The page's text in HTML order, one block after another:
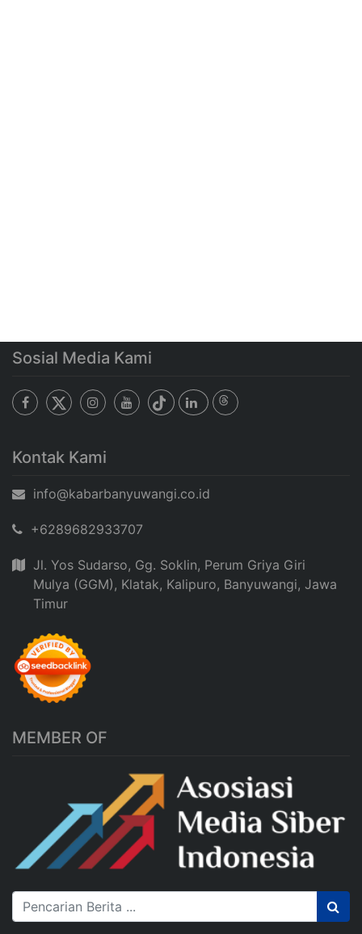
Sosial Media Kami
Kontak Kami
info@kabarbanyuwangi.co.id
+6289682933707
Jl. Yos Sudarso, Gg. Soklin, Perum Griya Giri
Mulya (GGM), Klatak, Kalipuro, Banyuwangi, Jawa
Timur
MEMBER OF